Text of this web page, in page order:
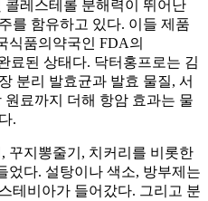
레스테롤 분해력이 뛰어난
를 함유하고 있다. 이들 제품
식품의약국인 FDA의
료된 상태다. 닥터홍프로는 김
분리 발효균과 발효 물질, 서
료까지 더해 항암 효과는 물
.
꾸지뽕줄기, 치커리를 비롯한
었다. 설탕이나 색소, 방부제는
테비아가 들어갔다. 그리고 분